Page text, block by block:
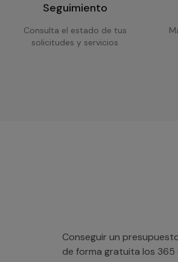
Seguimiento
Consulta el estado de tus
solicitudes y servicios
Conseguir un
de forma gratuita los 365